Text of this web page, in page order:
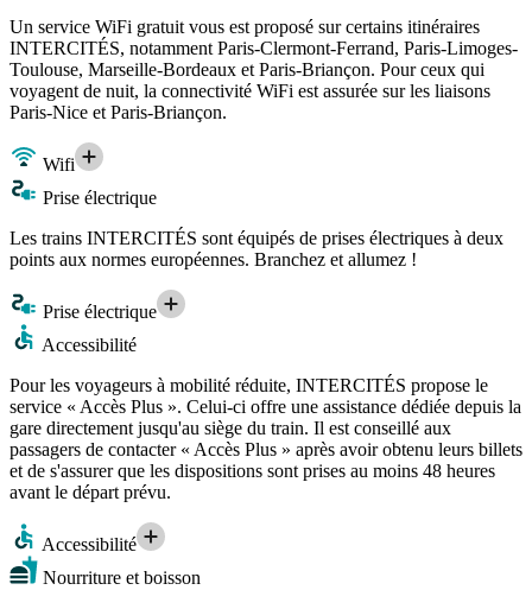
Un service WiFi gratuit vous est proposé sur certains itinéraires
INTERCITÉS, notamment Paris-Clermont-Ferrand, Paris-Limoges-
Toulouse, Marseille-Bordeaux et Paris-Briançon. Pour ceux qui
voyagent de nuit, la connectivité WiFi est assurée sur les liaisons
Paris-Nice et Paris-Briançon.
Wifi
Prise électrique
Les trains INTERCITÉS sont équipés de prises électriques à deux
points aux normes européennes. Branchez et allumez !
Prise électrique
Accessibilité
Pour les voyageurs à mobilité réduite, INTERCITÉS propose le
service « Accès Plus ». Celui-ci offre une assistance dédiée depuis la
gare directement jusqu'au siège du train. Il est conseillé aux
passagers de contacter « Accès Plus » après avoir obtenu leurs billets
et de s'assurer que les dispositions sont prises au moins 48 heures
avant le départ prévu.
Accessibilité
Nourriture et boisson